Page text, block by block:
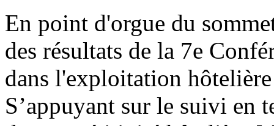
En point d'orgue du
des résultats de la 7e
dans l'exploitation
S’appuyant sur le suivi en